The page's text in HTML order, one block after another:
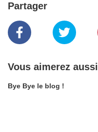
Partager
Vous aimerez aussi
Bye Bye le blog !